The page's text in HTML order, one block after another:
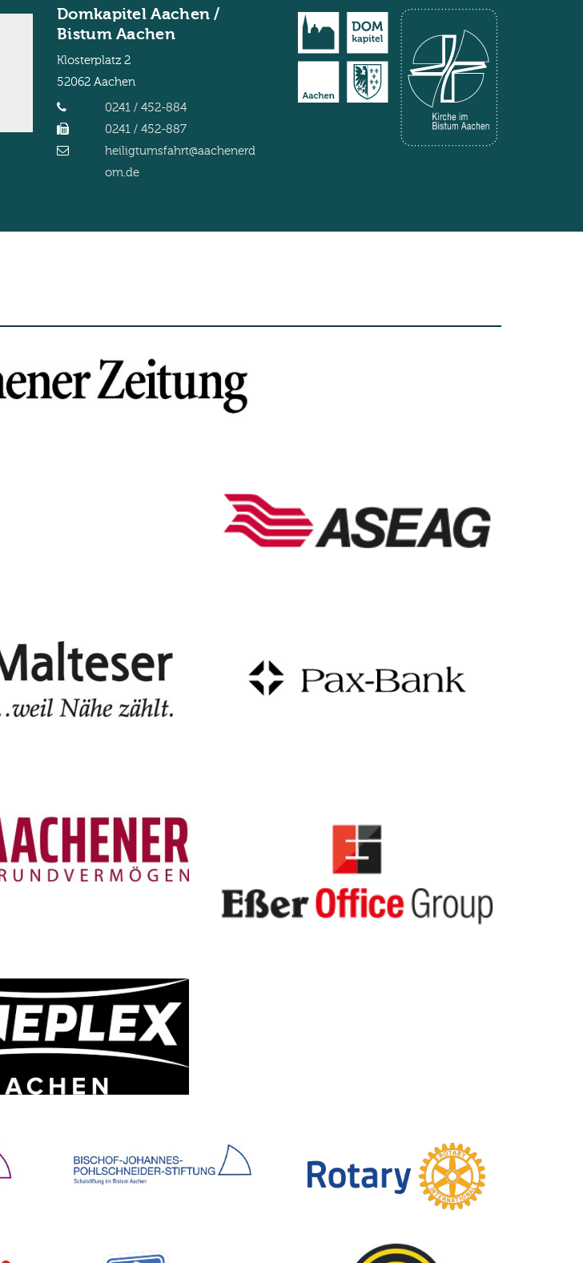
Domkapitel Aachen /
Bistum Aachen
Klosterplatz 2
52062 Aachen
0241 / 452-884
0241 / 452-887
heiligtumsfahrt@aachenerd
om.de